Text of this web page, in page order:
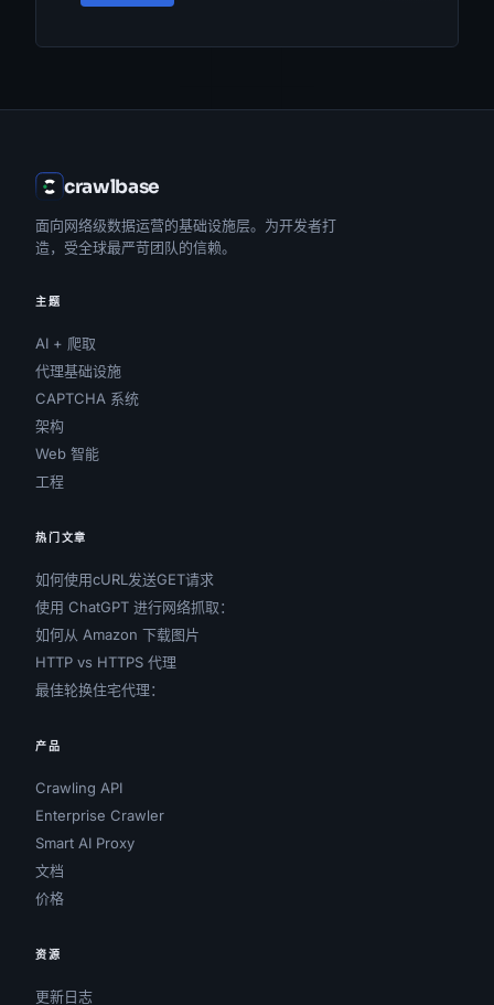
crawlbase
面向网络级数据运营的基础设施层。为开发者打
造，受全球最严苛团队的信赖。
主题
AI + 爬取
代理基础设施
CAPTCHA 系统
架构
Web 智能
工程
热门文章
如何使用cURL发送GET请求
使用 ChatGPT 进行网络抓取：
如何从 Amazon 下载图片
HTTP vs HTTPS 代理
最佳轮换住宅代理：
产品
Crawling API
Enterprise Crawler
Smart AI Proxy
文档
价格
资源
更新日志